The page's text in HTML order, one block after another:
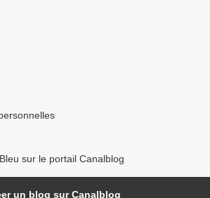
sur le portail Canalblog
un blog sur Canalblog